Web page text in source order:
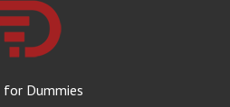
for Dummies